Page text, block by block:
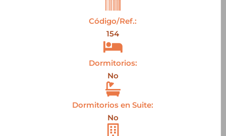
Código/Ref.:
154
Dormitorios:
No
Dormitorios en Suite:
No